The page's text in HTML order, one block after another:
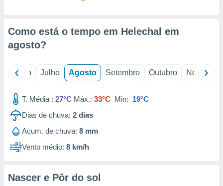
1199
Como está o tempo em Helechal em
agosto?
Junho Julho Agosto Setembro Outubro Novembro
T. Média : 27°C Máx.: 33°C Min: 19°C
Dias de chuva: 2 dias
Acum. de chuva: 8 mm
Vento médio: 8 km/h
Nascer e Pôr do sol